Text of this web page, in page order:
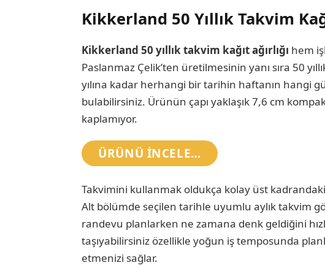
Kikkerland 50 Yıllık Takvim
Kikkerland 50 yıllık takvim kağıt ağırlığı hem
Paslanmaz Çelik’ten üretilmesinin yanı sıra 50
yılına kadar herhangi bir tarihin haftanın hangi
bulabilirsiniz. Ürünün çapı yaklaşık 7,6 cm
kaplamıyor.
ÜRÜNÜ INCELE…
Takvimini kullanmak oldukça kolay üst kadrandaki
Alt bölümde seçilen tarihle uyumlu aylık takvim
randevu planlarken ne zamana denk geldiğini
taşıyabilirsiniz özellikle yoğun iş temposunda
etmenizi sağlar.